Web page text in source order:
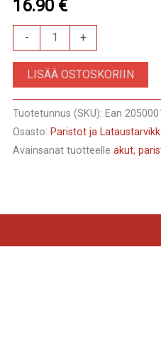
16.90€
-
HR03PK4
DURACELL
950mA
akkupaketti
määrä
+
LISÄÄ OSTOSKORIIN
Tuotetunnus (SKU): Ean
Osasto: Paristot ja
Avainsanat tuotteelleakut,